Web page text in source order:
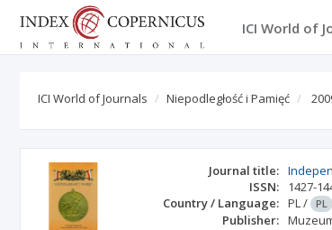
ICI World of
ICI World of Journals Niepodległość i Pamięć
Journal title:
ISSN:
1427-
Country / Language: PL/ PL
Publisher: